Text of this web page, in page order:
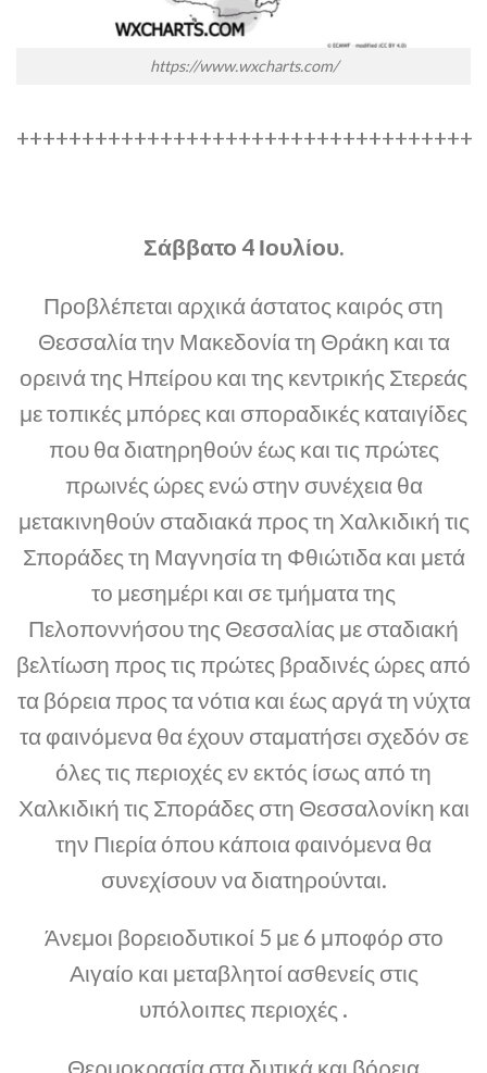
https://www.wxcharts.com/
+++++++++++++++++++++++++++++++++++
Σάββατο 4 Ιουλίου.
Προβλέπεται αρχικά άστατος καιρός στη
Θεσσαλία την Μακεδονία τη Θράκη και τα
ορεινά της Ηπείρου και της κεντρικής Στερεάς
με τοπικές μπόρες και σποραδικές καταιγίδες
που θα διατηρηθούν έως και τις πρώτες
πρωινές ώρες ενώ στην συνέχεια θα
μετακινηθούν σταδιακά προς τη Χαλκιδική τις
Σποράδες τη Μαγνησία τη Φθιώτιδα και μετά
το μεσημέρι και σε τμήματα της
Πελοποννήσου της Θεσσαλίας με σταδιακή
βελτίωση προς τις πρώτες βραδινές ώρες από
τα βόρεια προς τα νότια και έως αργά τη νύχτα
τα φαινόμενα θα έχουν σταματήσει σχεδόν σε
όλες τις περιοχές εν εκτός ίσως από τη
Χαλκιδική τις Σποράδες στη Θεσσαλονίκη και
την Πιερία όπου κάποια φαινόμενα θα
συνεχίσουν να διατηρούνται.
Άνεμοι βορειοδυτικοί 5 με 6 μποφόρ στο
Αιγαίο και μεταβλητοί ασθενείς στις
υπόλοιπες περιοχές .
Θερμοκρασία στα δυτικά και βόρεια